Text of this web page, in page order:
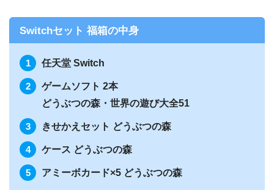
Switchセット 福箱の中身
任天堂 Switch
ゲームソフト 2本
どうぶつの森・世界の遊び大全51
きせかえセット どうぶつの森
ケース どうぶつの森
アミーボカード×5 どうぶつの森